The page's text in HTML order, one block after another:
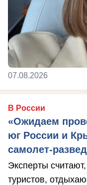
07.08.2026
В России
«Ожидаем
юг России и
самолет-
Эксперты
туристов,